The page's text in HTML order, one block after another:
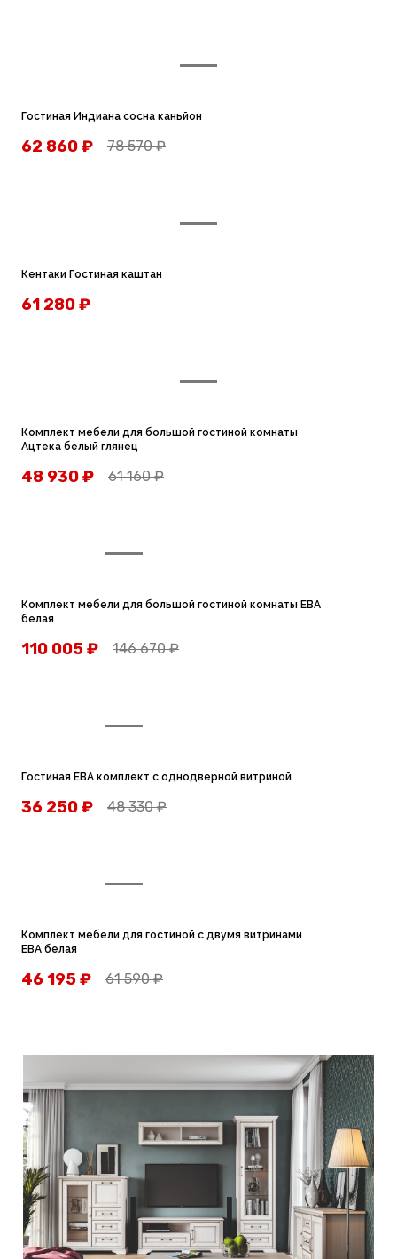
Гостиная Индиана сосна каньйон
78 570₽
62 860₽
Кентаки Гостиная каштан
61 280₽
Комплект мебели для большой гостиной комнаты
Ацтека белый глянец
61 160₽
48 930₽
Комплект мебели для большой гостиной комнаты EВA
белая
146 670₽
110 005₽
Гостиная EВA комплект с однодверной витриной
48 330₽
36 250₽
Комплект мебели для гостиной с двумя витринами
EВA белая
61 590₽
46 195₽